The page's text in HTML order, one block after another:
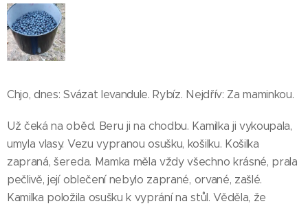
Chjo, dnes: Svázat levandule. Rybíz. Nejdřív: Za maminkou.
Už čeká na oběd. Beru ji na chodbu. Kamilka ji vykoupala,
umyla vlasy. Vezu vypranou osušku, košilku. Košilka
zapraná, šereda. Mamka měla vždy všechno krásné, prala
pečlivě, její oblečení nebylo zaprané, orvané, zašlé.
Kamilka položila osušku k vyprání na stůl. Věděla, že